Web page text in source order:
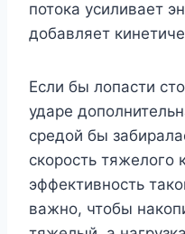
потока усиливает
добавляет
Если бы лопасти
ударе
средой бы
скорость тяжелого
эффективность
важно, чтобы